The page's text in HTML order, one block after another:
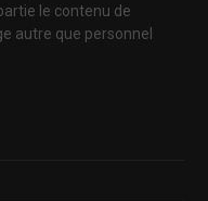
le contenu de
autre que personnel